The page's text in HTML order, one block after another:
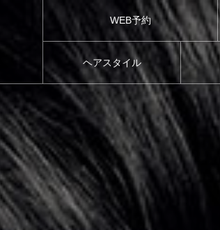
ヘアスタイル
WEB予約